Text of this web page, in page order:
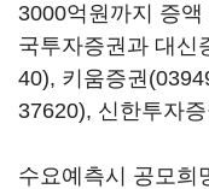
3000억원까지 증
국투자증권과 대신
40), 키움증권
37620), 신한투자
수요예측시 공모희